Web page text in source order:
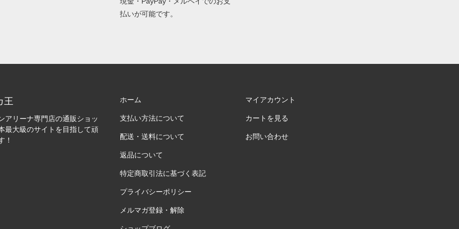
払いが可能です。
王
アリーナ専門店の通販ショッ
最大級のサイトを目指して頑
！
ホーム
支払い方法について
配送・送料について
返品について
特定商取引法に基づく表記
プライバシーポリシー
メルマガ登録・解除
マイアカウント
カートを見る
お問い合わせ